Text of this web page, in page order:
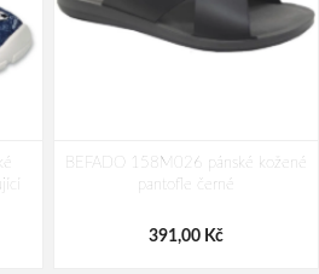
SPEEDY kočičky
354,00 Kč
BEFADO 158M026 pánské kožené
pantofle černé
391,00 Kč